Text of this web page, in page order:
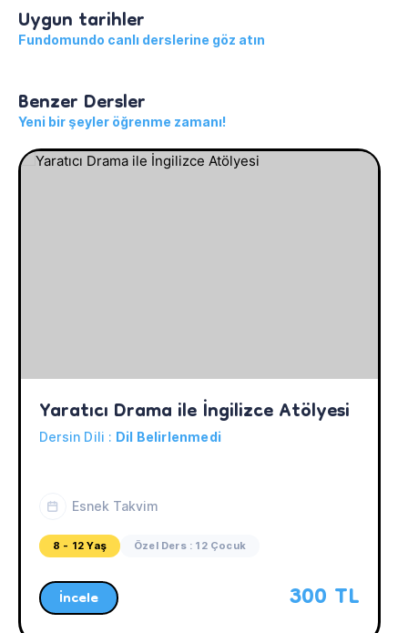
Uygun tarihler
Fundomundo canlı derslerine göz atın
Benzer Dersler
Yeni bir şeyler öğrenme zamanı!
Yaratıcı Drama ile İngilizce Atölyesi
Dersin Dili : Dil Belirlenmedi
Esnek Takvim
8 - 12 Yaş Özel Ders : 12 Çocuk
İncele 300 TL